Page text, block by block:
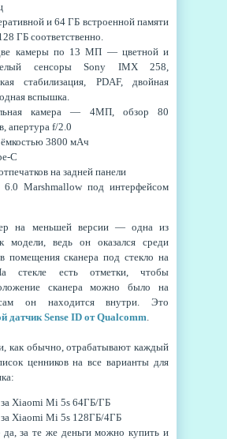
и 64 ГБ встроенной памяти
ГБ соответственно.
камеры по 13 МП — цветной и
сенсоры Sony IMX 258,
стабилизация, PDAF, двойная
вспышка.
камера — 4МП, обзор 80
апертура f/2.0
ёмкостью 3800 мАч
C
на задней панели
6.0 Marshmallow под интерфейсом
на меньшей версии — одна из
модели, ведь он оказался среди
помещения сканера под стекло на
стекле есть отметки, чтобы
сканера можно было на
он находится внутри. Это
датчик Sense ID от Qualcomm.
как обычно, отрабатывают каждый
ценников на все варианты для
Xiaomi Mi 5s 64ГБ/ГБ
Xiaomi Mi 5s 128ГБ/4ГБ
за те же деньги можно купить и